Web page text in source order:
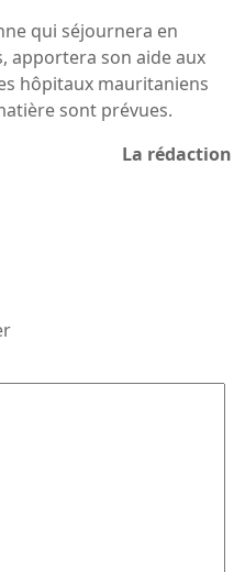
qui séjournera en
apportera son aide aux
hôpitaux mauritaniens
sont prévues.
La rédaction